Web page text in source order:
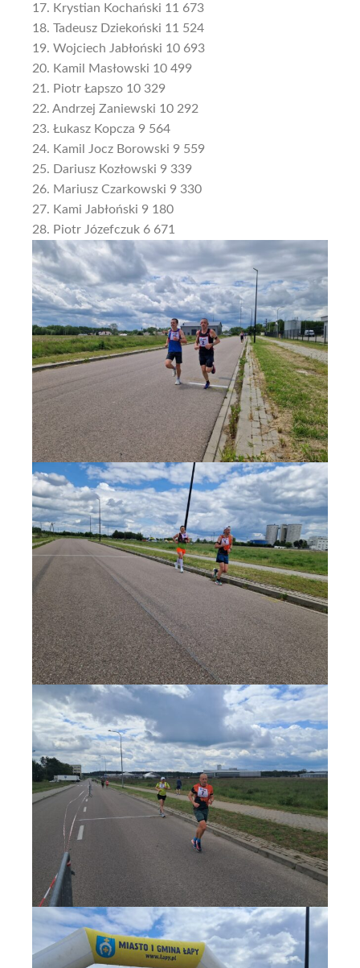
17. Krystian Kochański 11 673
18. Tadeusz Dziekoński 11 524
19. Wojciech Jabłoński 10 693
20. Kamil Masłowski 10 499
21. Piotr Łapszo 10 329
22. Andrzej Zaniewski 10 292
23. Łukasz Kopcza 9 564
24. Kamil Jocz Borowski 9 559
25. Dariusz Kozłowski 9 339
26. Mariusz Czarkowski 9 330
27. Kami Jabłoński 9 180
28. Piotr Józefczuk 6 671